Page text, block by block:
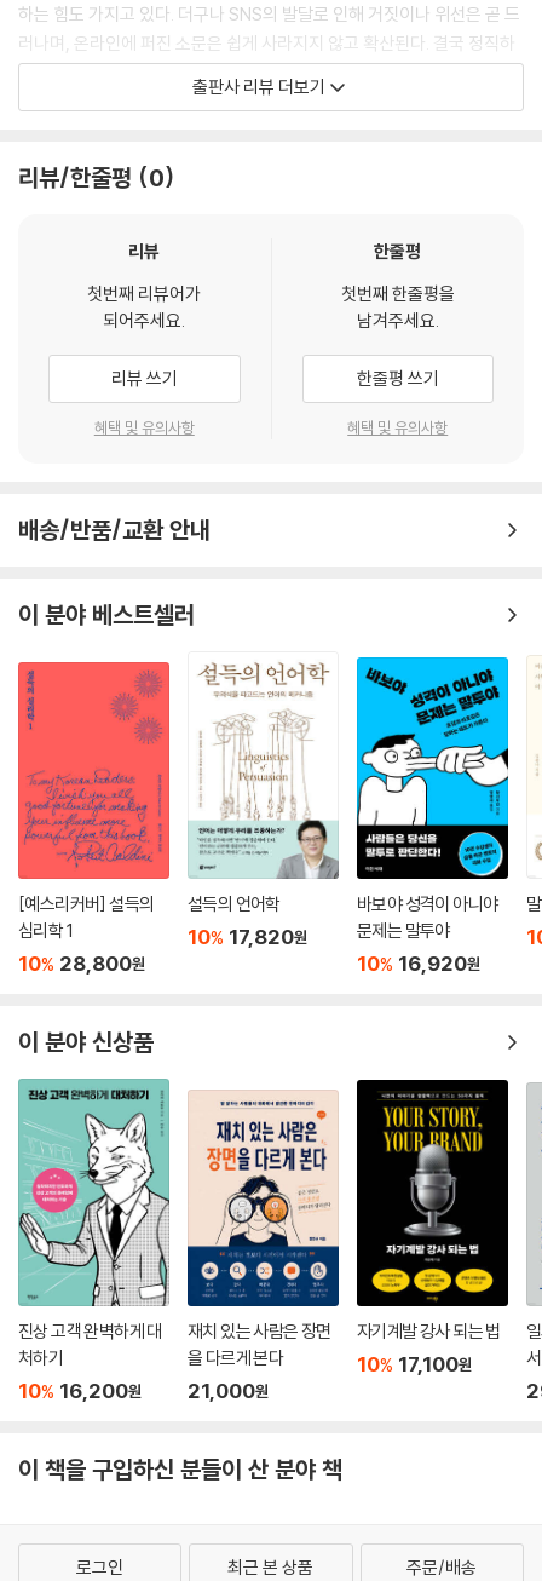
이야기할 때 쾌락을 느끼는 시간은 대략 30초에서 1분 사이입니다. 이야기
하는 시간이 1분 30초를 넘어가면 불쾌감이 찾아옵니다. 그러므로 상대방
이 불쾌감을 느끼기 전에 당신은 상대방의 말을 요약하면서 대화 사이사이
끼어드는 것이 좋습니다.
된 것임을 알 수 있습니다. 상대방의 생각을 고치기 위해 상대방의 의견을
부정하는 것이 아니라, 질문을 반복함으로써 스스로 깨닫게 만드는 것입니
다. 사실 이 수법은 ‘인지행동치료(CBT, Cognitive Behavioral Thera
py)’의 기본이기도 합니다.
하는 힘도 가지고 있다. 더구나 SNS의 발달로 인해 거짓이나 위선은 곧 드
러나며, 온라인에 퍼진 소문은 쉽게 사라지지 않고 확산된다. 결국 정직하
고 신뢰할 수 있는 대화만이 오래 살아남는다.
정신과 의사처럼 대화할 수 있다면 상대의 불안과 걱정을 덜어주고, 더 큰
는 힘이다.
꼭 필요한 무기, 대화의 기술
지 이유를 든다.
첫째, 인간은 사회적 동물이기에 대화 능력이 곧 생존력이다.
둘째, 대화는 타고난 재능이 아니라 누구나 익힐 수 있는 기술이다.
셋째, 정신과 의사 역시 환자와의 대화에서 정교한 기술을 사용한다.
넷째, 그 기술은 때로 적도 내 편으로 바꾸는 힘을 발휘한다.
말을 잘한다는 것은 곧 원하는 것을 얻는 능력을 키운다는 뜻이다. 특히 정
을 살아갈 수 있게 된다.
출판사 리뷰 더보기
리뷰/한줄평 0
리뷰
첫번째 리뷰어가
되어주세요.
리뷰 쓰기
혜택 및 유의사항
한줄평
첫번째 한줄평을
남겨주세요.
한줄평 쓰기
혜택 및 유의사항
배송/반품/교환 안내
이 분야 베스트셀러
[예스리커버] 설득의
심리학 1
10% 28,800원
설득의 언어학
10% 17,820원
바보야 성격이 아니야
문제는 말투야
10% 16,920원
이 분야 신상품
진상 고객 완벽하게 대
처하기
10% 16,200원
재치 있는 사람은 장면
을 다르게 본다
21,000원
자기계발 강사 되는 법
10% 17,100원
이 책을 구입하신 분들이 산 분야 책
로그인 최근 본 상품 주문/배송